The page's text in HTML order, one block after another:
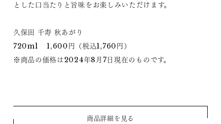
とした口当たりと旨味をお楽しみいただけます。
久保田 千寿 秋あがり
720ml 1,600円（税込1,760円）
※商品の価格は2024年8月7日現在のものです。
商品詳細を見る